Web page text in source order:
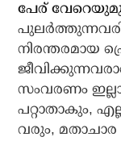
പേര്
നിരന്തരമായ
സംവരണം
പറ്റാതാകും,
വരും, മതാചാര